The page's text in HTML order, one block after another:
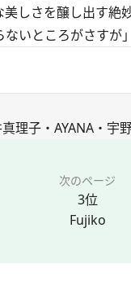
しさを醸し出す絶
いところがさすが
理子・AYANA・宇
次のページ
3位
Fujiko